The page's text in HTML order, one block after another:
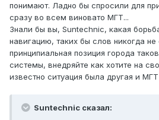
понимают. Ладно бы спросили для
сразу во всем виновато МГТ...
Знали бы вы, Suntechnic, какая
навигацию, таких бы слов никогда не
принципиальная позиция города
системы, внедряйте как хотите на
известно ситуация была другая и
Suntechnic сказал: